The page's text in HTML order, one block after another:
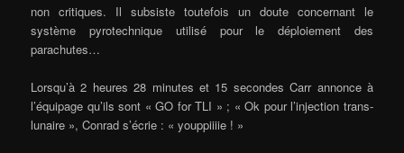
non critiques. Il subsiste toutefois un doute concernant le
système pyrotechnique utilisé pour le déploiement des
parachutes…
Lorsqu’à 2 heures 28 minutes et 15 secondes Carr annonce à
l’équipage qu’ils sont « GO for TLI » ; « Ok pour l’injection trans-
lunaire », Conrad s’écrie : « youppiiiie ! »